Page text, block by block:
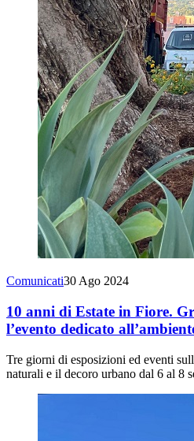
Comunicati30 Ago 2024
10 anni di Estate in Fiore.
l’evento dedicato
Tre giorni di esposizioni ed eventi
naturali e il decoro urbano dal 6 al 8